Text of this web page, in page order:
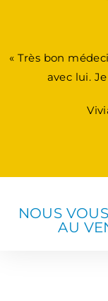
« Très bon
avec lui.
NOUS
AU